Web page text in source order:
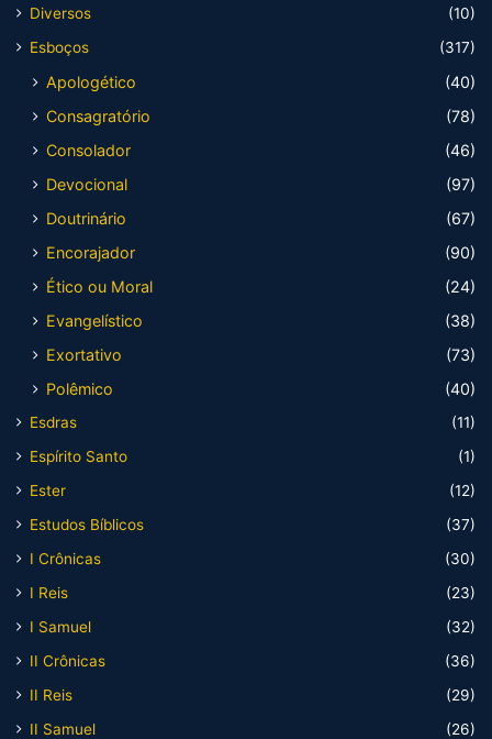
Diversos
(10)
Esboços
(317)
Apologético
(40)
Consagratório
(78)
Consolador
(46)
Devocional
(97)
Doutrinário
(67)
Encorajador
(90)
Ético ou Moral
(24)
Evangelístico
(38)
Exortativo
(73)
Polêmico
(40)
Esdras
(11)
Espírito Santo
(1)
Ester
(12)
Estudos Bíblicos
(37)
I Crônicas
(30)
I Reis
(23)
I Samuel
(32)
II Crônicas
(36)
II Reis
(29)
II Samuel
(26)